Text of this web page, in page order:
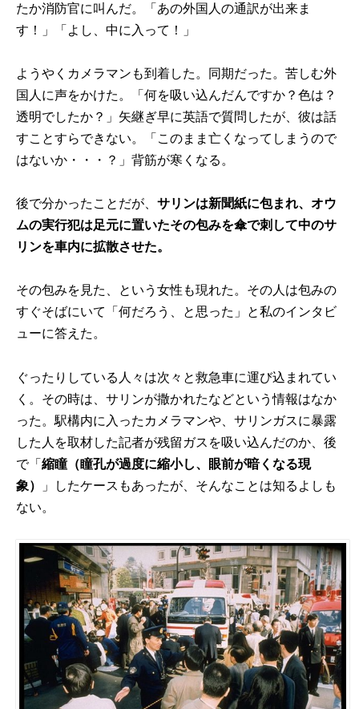
たか消防官に叫んだ。「あの外国人の通訳が出来ま
す！」「よし、中に入って！」
ようやくカメラマンも到着した。同期だった。苦しむ外
国人に声をかけた。「何を吸い込んだんですか？色は？
透明でしたか？」矢継ぎ早に英語で質問したが、彼は話
すことすらできない。「このまま亡くなってしまうので
はないか・・・？」背筋が寒くなる。
後で分かったことだが、サリンは新聞紙に包まれ、オウ
ムの実行犯は足元に置いたその包みを傘で刺して中のサ
リンを車内に拡散させた。
その包みを見た、という女性も現れた。その人は包みの
すぐそばにいて「何だろう、と思った」と私のインタビ
ューに答えた。
ぐったりしている人々は次々と救急車に運び込まれてい
く。その時は、サリンが撒かれたなどという情報はなか
った。駅構内に入ったカメラマンや、サリンガスに暴露
した人を取材した記者が残留ガスを吸い込んだのか、後
で「縮瞳（瞳孔が過度に縮小し、眼前が暗くなる現
象）
」したケースもあったが、そんなことは知るよしも
ない。